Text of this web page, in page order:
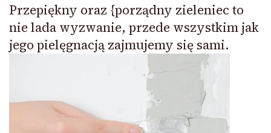
Przepiękny oraz {porządny zieleniec to
nie lada wyzwanie, przede wszystkim jak
jego pielęgnacją zajmujemy się sami.